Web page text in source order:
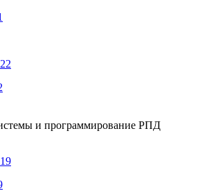
и программирование РПД